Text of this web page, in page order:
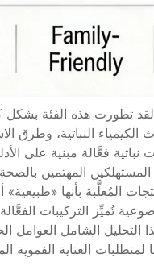
لقد تطورت هذه الفئة بشكل
النباتية، وطرق
نباتية فعَّالة مبنية
المهتمين
المُعلَّبة بأنها
تُميِّز التركيبات
الشامل العوامل
لمتطلبات العناية